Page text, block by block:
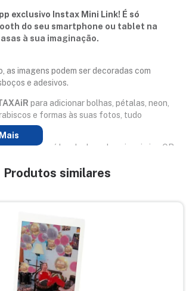
exclusivo Instax Mini Link! É só
do seu smartphone ou tablet na
à sua imaginação.
as imagens podem ser decoradas com
e adesivos.
para adicionar bolhas, pétalas, neon,
e formas às suas fotos, tudo
gravar um vídeo do desenho e imprimir o QR
uma foto sua e de um amigo, analisa sua
uma pontuação de até 100 na foto.
Produtos similares